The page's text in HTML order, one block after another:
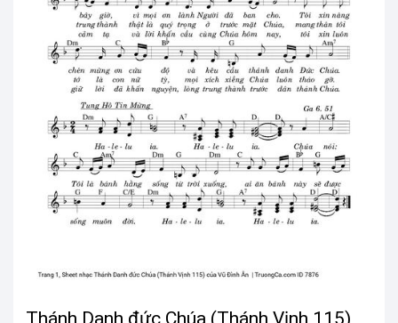
Thánh Danh đức Chúa (Thánh Vịnh 115)